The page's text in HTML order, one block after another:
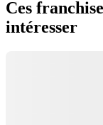
Ces
intéresser